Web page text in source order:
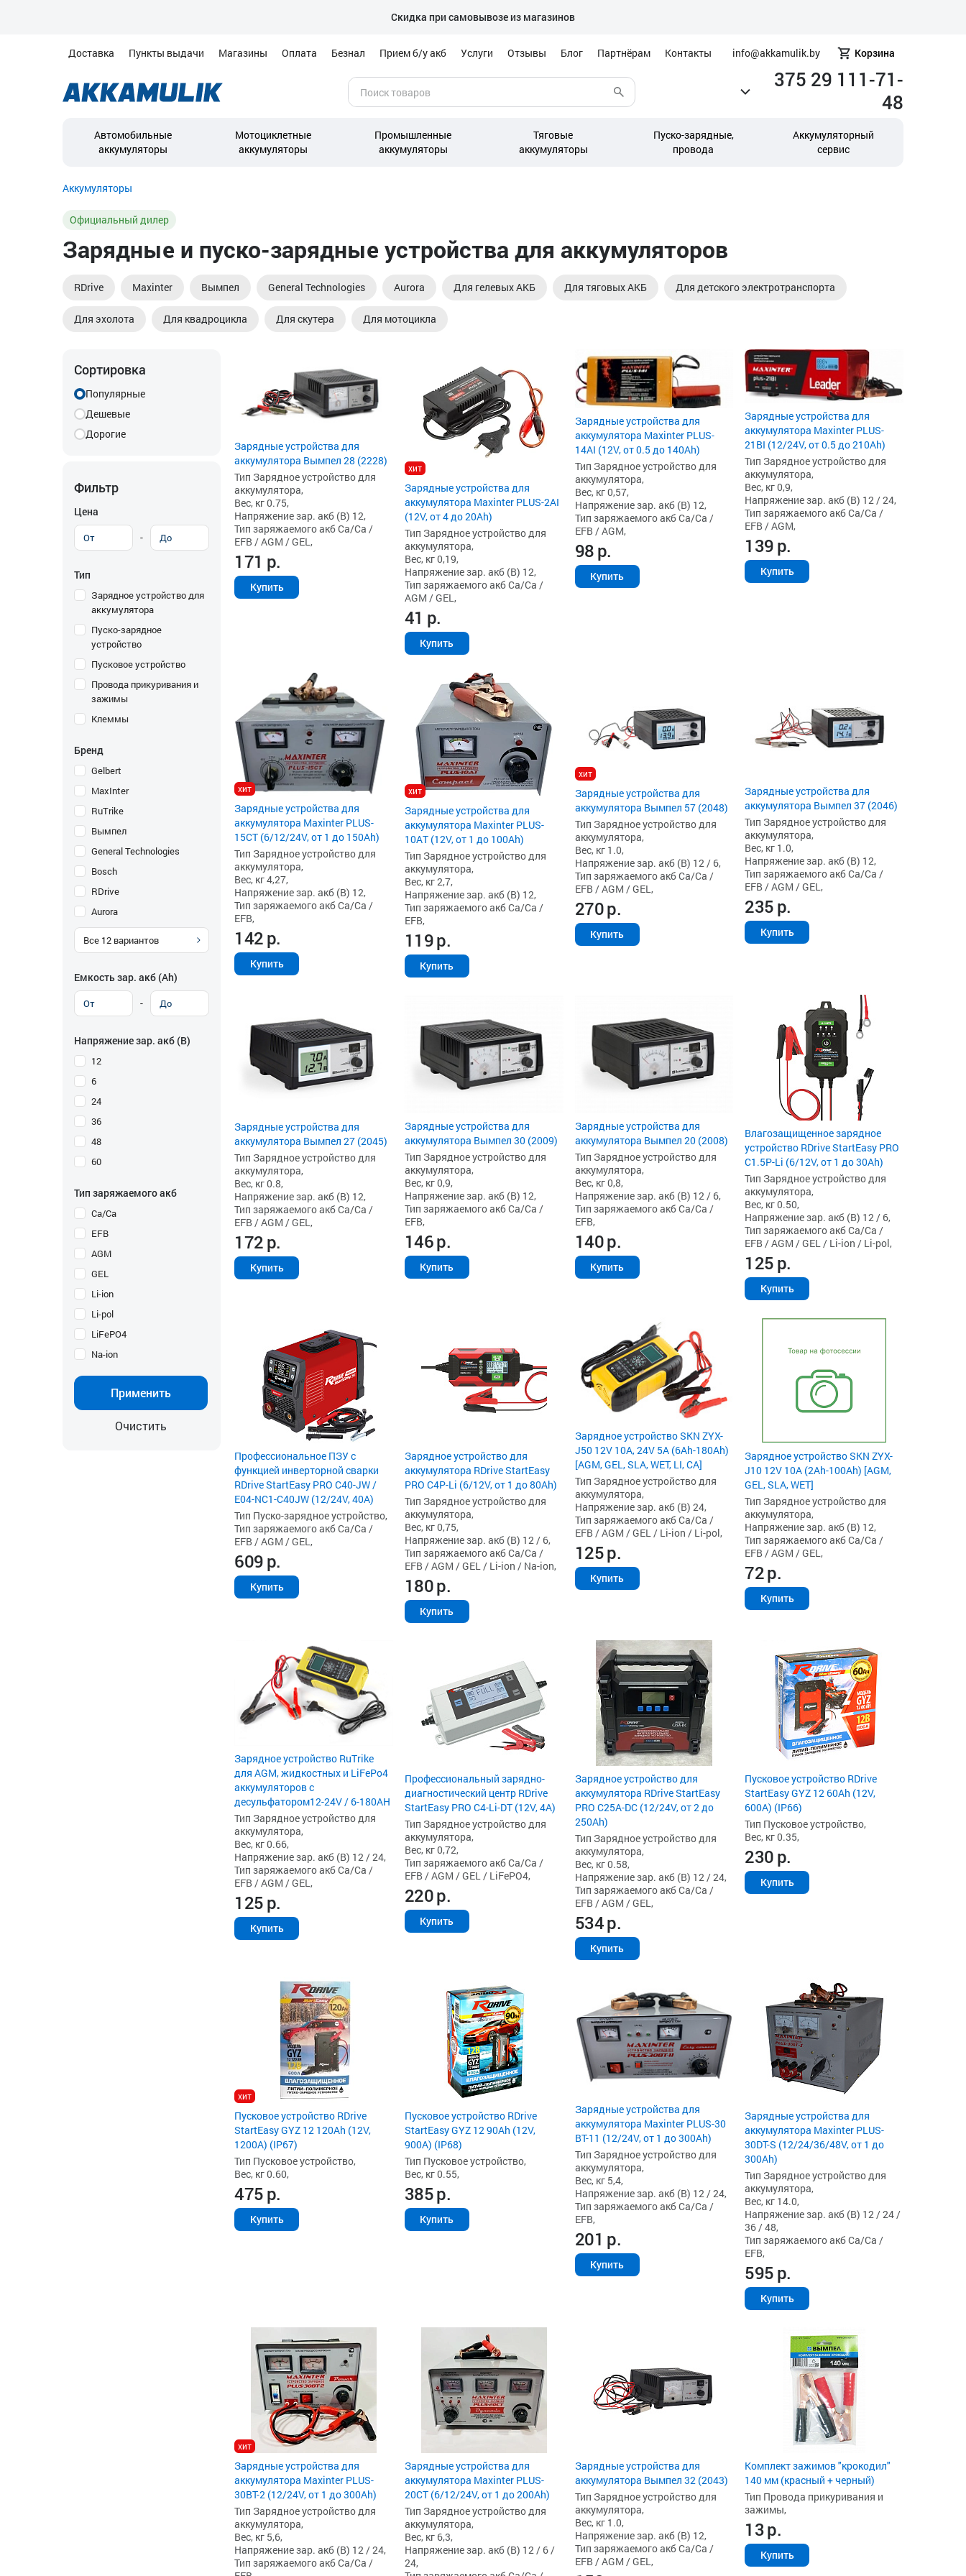
Скидка при самовывозе из магазинов
Доставка Пункты выдачи Магазины Оплата Безнал Прием б/у акб Услуги Отзывы Блог Партнёрам Контакты info@akkamulik.by Корзина
375 29 111-71-
48
Автомобильные
аккумуляторы
Мотоциклетные
аккумуляторы
Промышленные
аккумуляторы
Тяговые
аккумуляторы
Пуско-зарядные,
провода
Аккумуляторный
сервис
Аккумуляторы
Официальный дилер
Зарядные и пуско-зарядные устройства для аккумуляторов
RDrive Maxinter Вымпел General Technologies Aurora Для гелевых АКБ Для тяговых АКБ Для детского электротранспорта
Для эхолота Для квадроцикла Для скутера Для мотоцикла
Сортировка
Популярные
Дешевые
Дорогие
Фильтр
Цена
-
Тип
Зарядное устройство для
аккумулятора
Пуско-зарядное
устройство
Пусковое устройство
Провода прикуривания и
зажимы
Клеммы
Бренд
Gelbert
MaxInter
RuTrike
Вымпел
General Technologies
Bosch
RDrive
Aurora
Все 12 вариантов
Емкость зар. акб (Аh)
-
Напряжение зар. акб (В)
12
6
24
36
48
60
Тип заряжаемого акб
Ca/Ca
EFB
AGM
GEL
Li-ion
Li-pol
LiFePO4
Na-ion
Применить
Очистить
Зарядные устройства для
аккумулятора Вымпел 28 (2228)
Тип Зарядное устройство для
аккумулятора,
Вес, кг 0.75,
Напряжение зар. акб (В) 12,
Тип заряжаемого акб Ca/Ca /
EFB / AGM / GEL,
171 р.
Купить
хит
Зарядные устройства для
аккумулятора Maxinter PLUS-2AI
(12V, от 4 до 20Ah)
Тип Зарядное устройство для
аккумулятора,
Вес, кг 0,19,
Напряжение зар. акб (В) 12,
Тип заряжаемого акб Ca/Ca /
AGM / GEL,
41 р.
Купить
Зарядные устройства для
аккумулятора Maxinter PLUS-
14AI (12V, от 0.5 до 140Ah)
Тип Зарядное устройство для
аккумулятора,
Вес, кг 0,57,
Напряжение зар. акб (В) 12,
Тип заряжаемого акб Ca/Ca /
EFB / AGM,
98р.
Купить
Зарядные устройства для
аккумулятора Maxinter PLUS-
21BI (12/24V, от 0.5 до 210Ah)
Тип Зарядное устройство для
аккумулятора,
Вес, кг 0,9,
Напряжение зар. акб (В) 12 / 24,
Тип заряжаемого акб Ca/Ca /
EFB / AGM,
139р.
Купить
хит
Зарядные устройства для
аккумулятора Maxinter PLUS-
15CT (6/12/24V, от 1 до 150Ah)
Тип Зарядное устройство для
аккумулятора,
Вес, кг 4,27,
Напряжение зар. акб (В) 12,
Тип заряжаемого акб Ca/Ca /
EFB,
142р.
Купить
хит
Зарядные устройства для
аккумулятора Maxinter PLUS-
10AT (12V, от 1 до 100Ah)
Тип Зарядное устройство для
аккумулятора,
Вес, кг 2,7,
Напряжение зар. акб (В) 12,
Тип заряжаемого акб Ca/Ca /
EFB,
119р.
Купить
хит
Зарядные устройства для
аккумулятора Вымпел 57 (2048)
Тип Зарядное устройство для
аккумулятора,
Вес, кг 1.0,
Напряжение зар. акб (В) 12 / 6,
Тип заряжаемого акб Ca/Ca /
EFB / AGM / GEL,
270р.
Купить
Зарядные устройства для
аккумулятора Вымпел 37 (2046)
Тип Зарядное устройство для
аккумулятора,
Вес, кг 1.0,
Напряжение зар. акб (В) 12,
Тип заряжаемого акб Ca/Ca /
EFB / AGM / GEL,
235р.
Купить
Зарядные устройства для
аккумулятора Вымпел 27 (2045)
Тип Зарядное устройство для
аккумулятора,
Вес, кг 0.8,
Напряжение зар. акб (В) 12,
Тип заряжаемого акб Ca/Ca /
EFB / AGM / GEL,
172р.
Купить
Зарядные устройства для
аккумулятора Вымпел 30 (2009)
Тип Зарядное устройство для
аккумулятора,
Вес, кг 0,9,
Напряжение зар. акб (В) 12,
Тип заряжаемого акб Ca/Ca /
EFB,
146р.
Купить
Зарядные устройства для
аккумулятора Вымпел 20 (2008)
Тип Зарядное устройство для
аккумулятора,
Вес, кг 0,8,
Напряжение зар. акб (В) 12 / 6,
Тип заряжаемого акб Ca/Ca /
EFB,
140р.
Купить
Влагозащищенное зарядное
устройство RDrive StartEasy PRO
C1.5P-Li (6/12V, от 1 до 30Ah)
Тип Зарядное устройство для
аккумулятора,
Вес, кг 0.50,
Напряжение зар. акб (В) 12 / 6,
Тип заряжаемого акб Ca/Ca /
EFB / AGM / GEL / Li-ion / Li-pol,
125р.
Купить
Профессиональное ПЗУ с
функцией инверторной сварки
RDrive StartEasy PRO C40-JW /
E04-NC1-C40JW (12/24V, 40А)
Тип Пуско-зарядное устройство,
Тип заряжаемого акб Ca/Ca /
EFB / AGM / GEL,
609р.
Купить
Зарядное устройство для
аккумулятора RDrive StartEasy
PRO C4P-Li (6/12V, от 1 до 80Ah)
Тип Зарядное устройство для
аккумулятора,
Вес, кг 0,75,
Напряжение зар. акб (В) 12 / 6,
Тип заряжаемого акб Ca/Ca /
EFB / AGM / GEL / Li-ion / Na-ion,
180р.
Купить
Зарядное устройство SKN ZYX-
J50 12V 10A, 24V 5A (6Ah-180Ah)
[AGM, GEL, SLA, WET, LI, CA]
Тип Зарядное устройство для
аккумулятора,
Напряжение зар. акб (В) 24,
Тип заряжаемого акб Ca/Ca /
EFB / AGM / GEL / Li-ion / Li-pol,
125р.
Купить
Зарядное устройство SKN ZYX-
J10 12V 10A (2Ah-100Ah) [AGM,
GEL, SLA, WET]
Тип Зарядное устройство для
аккумулятора,
Напряжение зар. акб (В) 12,
Тип заряжаемого акб Ca/Ca /
EFB / AGM / GEL,
72р.
Купить
Зарядное устройство RuTrike
для AGM, жидкостных и LiFePo4
аккумуляторов с
десульфатором12-24V / 6-180AН
Тип Зарядное устройство для
аккумулятора,
Вес, кг 0.66,
Напряжение зар. акб (В) 12 / 24,
Тип заряжаемого акб Ca/Ca /
EFB / AGM / GEL,
125р.
Купить
Профессиональный зарядно-
диагностический центр RDrive
StartEasy PRO С4-Li-DT (12V, 4А)
Тип Зарядное устройство для
аккумулятора,
Вес, кг 0,72,
Тип заряжаемого акб Ca/Ca /
EFB / AGM / GEL / LiFePO4,
220р.
Купить
Зарядное устройство для
аккумулятора RDrive StartEasy
PRO C25A-DC (12/24V, от 2 до
250Ah)
Тип Зарядное устройство для
аккумулятора,
Вес, кг 0.58,
Напряжение зар. акб (В) 12 / 24,
Тип заряжаемого акб Ca/Ca /
EFB / AGM / GEL,
534р.
Купить
Пусковое устройство RDrive
StartEasy GYZ 12 60Ah (12V,
600A) (IP66)
Тип Пусковое устройство,
Вес, кг 0.35,
230р.
Купить
хит
Пусковое устройство RDrive
StartEasy GYZ 12 120Ah (12V,
1200A) (IP67)
Тип Пусковое устройство,
Вес, кг 0.60,
475р.
Купить
Пусковое устройство RDrive
StartEasy GYZ 12 90Ah (12V,
900A) (IP68)
Тип Пусковое устройство,
Вес, кг 0.55,
385р.
Купить
Зарядные устройства для
аккумулятора Maxinter PLUS-30
BT-11 (12/24V, от 1 до 300Ah)
Тип Зарядное устройство для
аккумулятора,
Вес, кг 5,4,
Напряжение зар. акб (В) 12 / 24,
Тип заряжаемого акб Ca/Ca /
EFB,
201 р.
Купить
Зарядные устройства для
аккумулятора Maxinter PLUS-
30DT-S (12/24/36/48V, от 1 до
300Ah)
Тип Зарядное устройство для
аккумулятора,
Вес, кг 14.0,
Напряжение зар. акб (В) 12 / 24 /
36 / 48,
Тип заряжаемого акб Ca/Ca /
EFB,
595р.
Купить
хит
Зарядные устройства для
аккумулятора Maxinter PLUS-
30BT-2 (12/24V, от 1 до 300Ah)
Тип Зарядное устройство для
аккумулятора,
Вес, кг 5,6,
Напряжение зар. акб (В) 12 / 24,
Тип заряжаемого акб Ca/Ca /
Зарядные устройства для
аккумулятора Maxinter PLUS-
20CT (6/12/24V, от 1 до 200Ah)
Тип Зарядное устройство для
аккумулятора,
Вес, кг 6,3,
Напряжение зар. акб (В) 12 / 6 /
24,
Зарядные устройства для
аккумулятора Вымпел 32 (2043)
Тип Зарядное устройство для
аккумулятора,
Вес, кг 1.0,
Напряжение зар. акб (В) 12,
Тип заряжаемого акб Ca/Ca /
EFB / AGM / GEL,
Комплект зажимов "крокодил"
140 мм (красный + черный)
Тип Провода прикуривания и
зажимы,
13р.
Купить